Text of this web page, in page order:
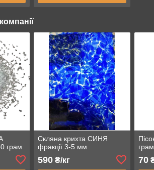
грам
Скляна крихта СИНЯ
фракції 3-5 мм
590₴/кг
грам
70